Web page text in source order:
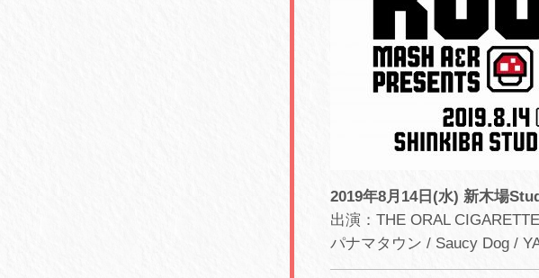
2019年8月14日(水) 新木場
出演：THE ORAL
パナマタウン / Saucy Dog /